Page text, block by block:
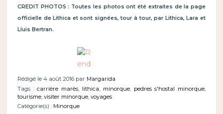
CREDIT PHOTOS : Toutes les photos ont été extraites de la page
officielle de Lithica et sont signées, tour à tour, par Lithica, Lara et
Lluis Bertran.
Rédigé le 4 août 2016 par Margarida
Tags : carrière marès lithica minorque, pedres s'hostal minorque
tourisme, visiter minorque, voyages
Catégorie(s) : Minorque